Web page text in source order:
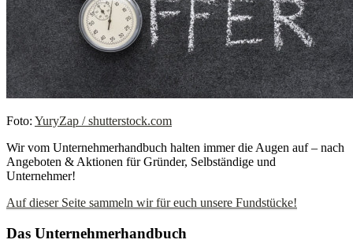
Foto: YuryZap / shutterstock.com
Wir vom Unternehmerhandbuch halten immer die Augen auf – nach
Angeboten & Aktionen für Gründer, Selbständige und
Unternehmer!
Auf dieser Seite sammeln wir für euch unsere Fundstücke!
Das Unternehmerhandbuch